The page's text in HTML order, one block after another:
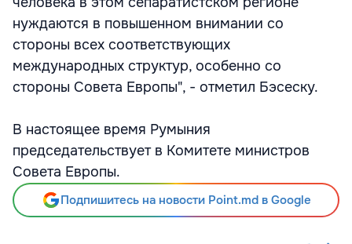
нуждаются в повышенном внимании со
стороны всех соответствующих
международных структур, особенно со
стороны Совета Европы", - отметил Бэсеску.
В настоящее время Румыния
председательствует в Комитете министров
Совета Европы.
Подпишитесь на новости Point.md в Google